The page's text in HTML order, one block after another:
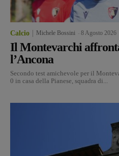
Calcio Michele Bossini 8 Agosto 2026
Il Montevarchi
l’Ancona
Secondo test amichevole per il
0 in casa della Pianese, squadra di...